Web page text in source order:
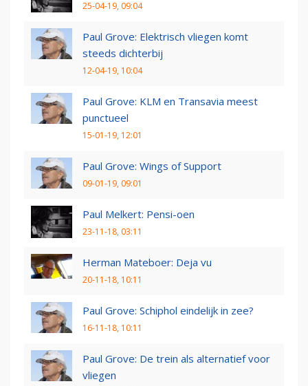
25-04-19, 09:04
Paul Grove: Elektrisch vliegen komt
steeds dichterbij
12-04-19, 10:04
Paul Grove: KLM en Transavia meest
punctueel
15-01-19, 12:01
Paul Grove: Wings of Support
09-01-19, 09:01
Paul Melkert: Pensi-oen
23-11-18, 03:11
Herman Mateboer: Deja vu
20-11-18, 10:11
Paul Grove: Schiphol eindelijk in zee?
16-11-18, 10:11
Paul Grove: De trein als alternatief voor
vliegen